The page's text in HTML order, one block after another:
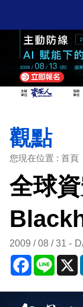
觀點
您現在位置 : 首頁
全球
2009 / 08 / 31
Facebook
Line